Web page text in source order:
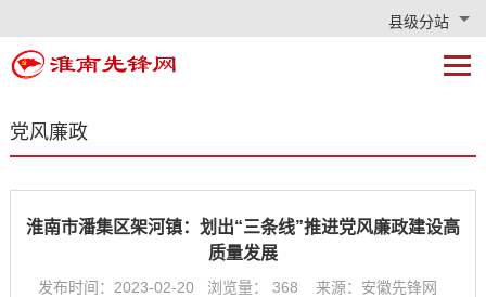
县级分站
党风廉政
淮南市潘集区架河镇：划出“三条线”推进党风廉政建设高
质量发展
发布时间：2023-02-20 浏览量： 368 来源：安徽先锋网